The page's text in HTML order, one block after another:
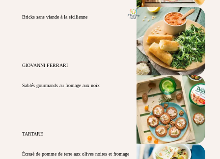
Bricks sans viande à la sicilienne
GIOVANNI FERRARI
Sablés gourmands au fromage aux noix
TARTARE
Écrasé de pomme de terre aux olives noires et fromage